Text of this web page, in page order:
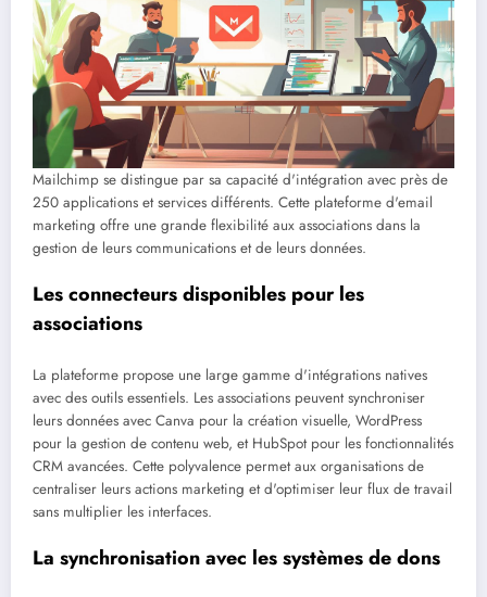
Mailchimp se distingue par sa capacité d'intégration avec près de
250 applications et services différents. Cette plateforme d'email
marketing offre une grande flexibilité aux associations dans la
gestion de leurs communications et de leurs données.
Les connecteurs disponibles pour les
associations
La plateforme propose une large gamme d'intégrations natives
avec des outils essentiels. Les associations peuvent synchroniser
leurs données avec Canva pour la création visuelle, WordPress
pour la gestion de contenu web, et HubSpot pour les fonctionnalités
CRM avancées. Cette polyvalence permet aux organisations de
centraliser leurs actions marketing et d'optimiser leur flux de travail
sans multiplier les interfaces.
La synchronisation avec les systèmes de dons